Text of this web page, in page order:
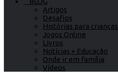
Artigos
Desafios
Histórias para crianças
Jogos Online
Livros
Notícias » Educação
Onde ir em família
Vídeos